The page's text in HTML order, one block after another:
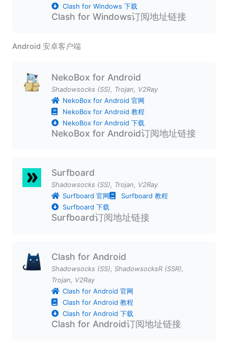
Clash for Windows 下载
Clash for Windows订阅地址链接
Android 安卓客户端
NekoBox for Android
Shadowsocks (SS), Trojan, V2Ray
NekoBox for Android 官网
NekoBox for Android 教程
NekoBox for Android 下载
NekoBox for Android订阅地址链接
Surfboard
Shadowsocks (SS), Trojan, V2Ray
Surfboard 官网
Surfboard 教程
Surfboard 下载
Surfboard订阅地址链接
Clash for Android
Shadowsocks (SS), ShadowsocksR (SSR),
Trojan, V2Ray
Clash for Android 官网
Clash for Android 教程
Clash for Android 下载
Clash for Android订阅地址链接